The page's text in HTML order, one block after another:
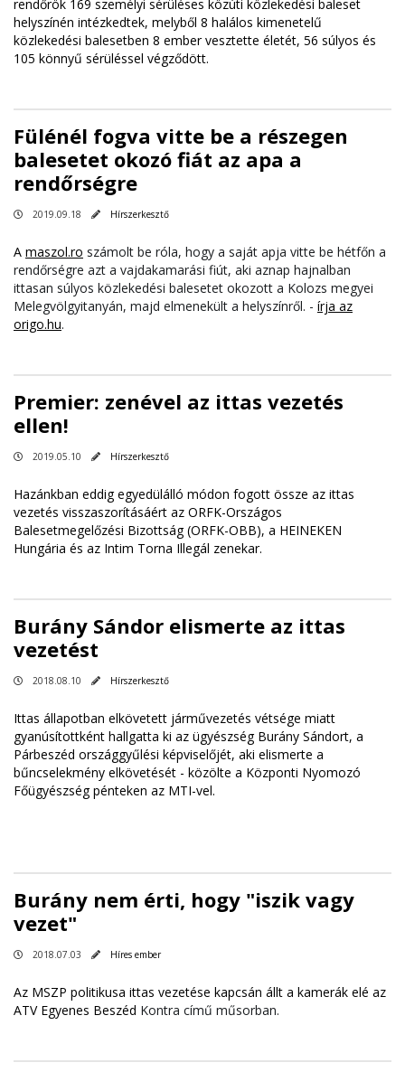
rendőrök 169 személyi sérüléses közúti közlekedési baleset
helyszínén intézkedtek, melyből 8 halálos kimenetelű
közlekedési balesetben 8 ember vesztette életét, 56 súlyos és
105 könnyű sérüléssel végződött.
Fülénél fogva vitte be a részegen
balesetet okozó fiát az apa a
rendőrségre
2019.09.18 Hírszerkesztő
A maszol.ro számolt be róla, hogy a saját apja vitte be hétfőn a
rendőrségre azt a vajdakamarási fiút, aki aznap hajnalban
ittasan súlyos közlekedési balesetet okozott a Kolozs megyei
Melegvölgyitanyán, majd elmenekült a helyszínről. - írja az
origo.hu.
Premier: zenével az ittas vezetés
ellen!
2019.05.10 Hírszerkesztő
Hazánkban eddig egyedülálló módon fogott össze az ittas
vezetés visszaszorításáért az ORFK-Országos
Balesetmegelőzési Bizottság (ORFK-OBB), a HEINEKEN
Hungária és az Intim Torna Illegál zenekar.
Burány Sándor elismerte az ittas
vezetést
2018.08.10 Hírszerkesztő
Ittas állapotban elkövetett járművezetés vétsége miatt
gyanúsítottként hallgatta ki az ügyészség Burány Sándort, a
Párbeszéd országgyűlési képviselőjét, aki elismerte a
bűncselekmény elkövetését - közölte a Központi Nyomozó
Főügyészség pénteken az MTI-vel.
Burány nem érti, hogy "iszik vagy
vezet"
2018.07.03 Híres ember
Az MSZP politikusa ittas vezetése kapcsán állt a kamerák elé az
ATV Egyenes Beszéd Kontra című műsorban.